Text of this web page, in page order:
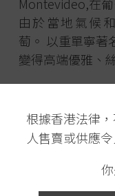
根據香港法律
人售賣或供應
Montevideo,在
由於當地氣候
萄。 以重單寧著
變得高端優雅、
頂尖酒莊,尤其
Boido 更是這葡
是